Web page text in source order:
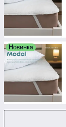
Новинка